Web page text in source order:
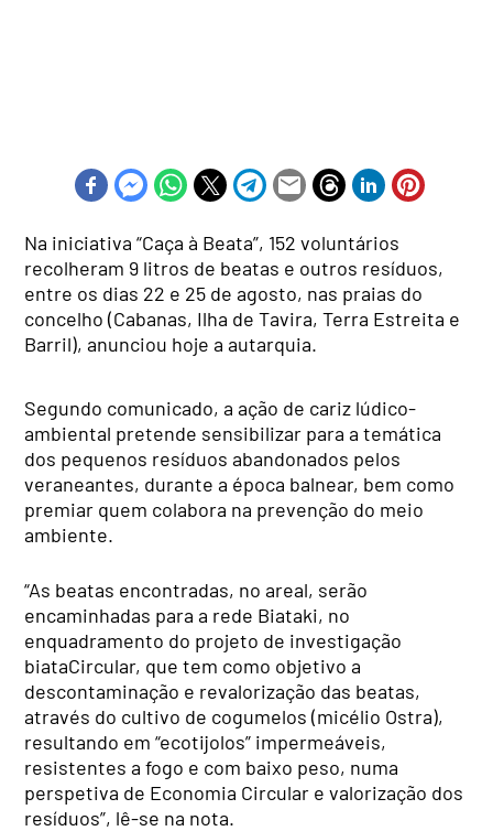
Na iniciativa “Caça à Beata”, 152 voluntários
recolheram 9 litros de beatas e outros resíduos,
entre os dias 22 e 25 de agosto, nas praias do
concelho (Cabanas, Ilha de Tavira, Terra Estreita e
Barril), anunciou hoje a autarquia.
Segundo comunicado, a ação de cariz lúdico-
ambiental pretende sensibilizar para a temática
dos pequenos resíduos abandonados pelos
veraneantes, durante a época balnear, bem como
premiar quem colabora na prevenção do meio
ambiente.
“As beatas encontradas, no areal, serão
encaminhadas para a rede Biataki, no
enquadramento do projeto de investigação
biataCircular, que tem como objetivo a
descontaminação e revalorização das beatas,
através do cultivo de cogumelos (micélio Ostra),
resultando em “ecotijolos” impermeáveis,
resistentes a fogo e com baixo peso, numa
perspetiva de Economia Circular e valorização dos
resíduos”, lê-se na nota.